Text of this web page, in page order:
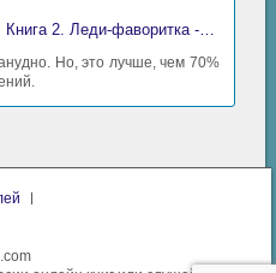
Дикарь королевских кровей. Книга 2. Леди-фаворитка - Анна Сергеевна Гаврилова
Но, это лучше, чем 70%